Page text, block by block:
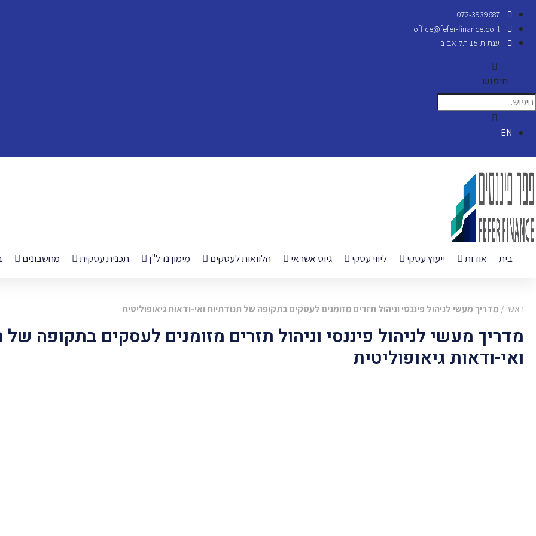
072-3939687
office@fefer-finance.co.il
ענתות 15 תל אביב
חיפוש
EN
בית אודות ייעוץ עסקי ליווי עסקי גיוס אשראי הלוואות לעסקים מימון נדל"ן תכנית עסקית מחשבונים
ראשי/ מדריך מעשי לניהול פיננסי וניהול תזרים מזומנים לעסקים בתקופה של תנודתיות ואי-ודאות גיאופוליטית
מדריך מעשי לניהול פיננסי וניהול תזרים מזומנים לעסקים בתקופה של
ואי-ודאות גיאופוליטית